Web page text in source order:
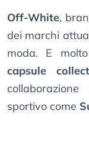
Off-White,
dei marchi
moda. E
capsule
sportivo come